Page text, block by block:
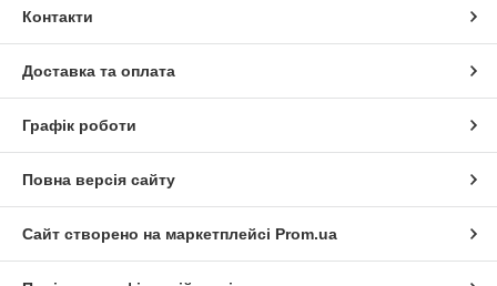
Контакти
Доставка та оплата
Графік роботи
Повна версія сайту
Сайт створено на маркетплейсі Prom.ua